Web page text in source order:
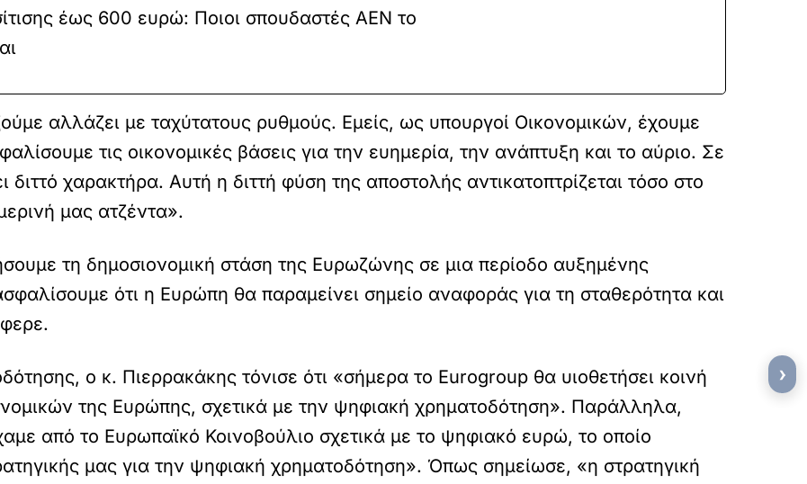
έως 600 ευρώ: Ποιοι σπουδαστές ΑΕΝ το
αλλάζει με ταχύτατους ρυθμούς. Εμείς, ως υπουργοί Οικονομικών, έχουμε
τις οικονομικές βάσεις για την ευημερία, την ανάπτυξη και το αύριο. Σε
χαρακτήρα. Αυτή η διττή φύση της αποστολής αντικατοπτρίζεται τόσο στο
μας ατζέντα».
τη δημοσιονομική στάση της Ευρωζώνης σε μια περίοδο αυξημένης
ότι η Ευρώπη θα παραμείνει σημείο αναφοράς για τη σταθερότητα και
ο κ. Πιερρακάκης τόνισε ότι «σήμερα το Eurogroup θα υιοθετήσει κοινή
της Ευρώπης, σχετικά με την ψηφιακή χρηματοδότηση». Παράλληλα,
από το Ευρωπαϊκό Κοινοβούλιο σχετικά με το ψηφιακό ευρώ, το οποίο
μας για την ψηφιακή χρηματοδότηση». Όπως σημείωσε, «η στρατηγική
›